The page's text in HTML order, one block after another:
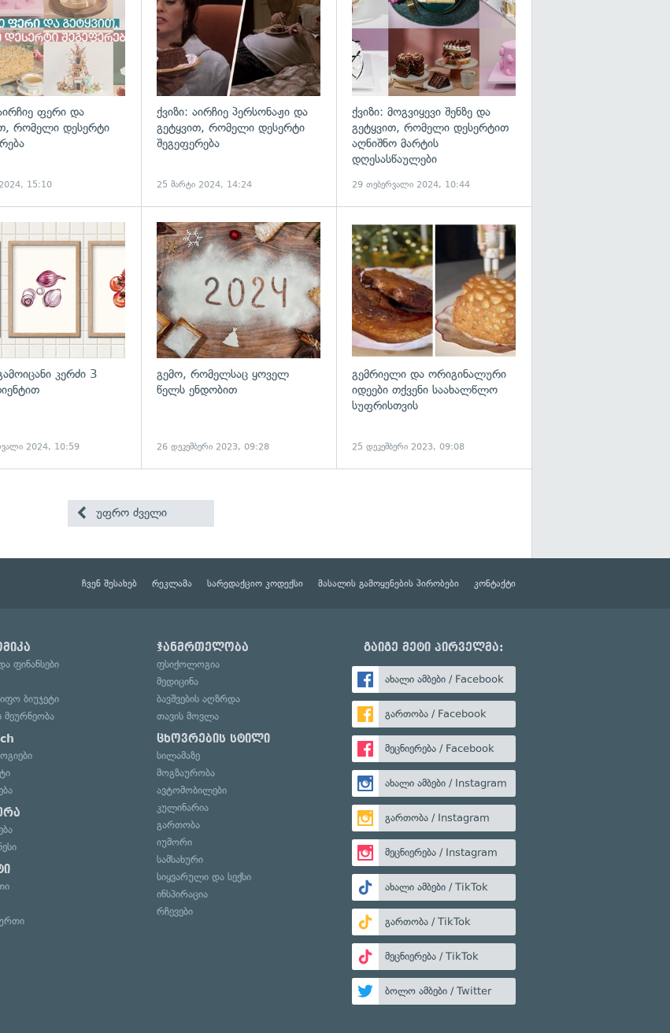
ფერი და
რომელი დესერტი
2024, 15:10
ქვიზი: აირჩიე პერსონაჟი და
გეტყვით, რომელი დესერტი
შეგეფერება
25 მარტი 2024, 14:24
ქვიზი: მოგვიყევი შენზე და
გეტყვით, რომელი დესერტით
აღნიშნო მარტის
დღესასწაულები
29 თებერვალი 2024, 10:44
კერძი 3
2024, 10:59
გემო, რომელსაც ყოველ
წელს ენდობით
26 დეკემბერი 2023, 09:28
გემრიელი და ორიგინალური
იდეები თქვენი საახალწლო
სუფრისთვის
25 დეკემბერი 2023, 09:08
უფრო ძველი
ჩვენ შესახებ რეკლამა სარედაქციო კოდექსი მასალის გამოყენების პირობები კონტაქტი
ფინანსები
ბიუჯეტი
ჯანმრთელობა
ფსიქოლოგია
მედიცინა
ბავშვების აღზრდა
თავის მოვლა
ცხოვრების სტილი
სილამაზე
მოგზაურობა
ავტომობილები
კულინარია
გართობა
იუმორი
სამსახური
სიყვარული და სექსი
ინსპირაცია
რჩევები
გაიგე მეტი პირველმა:
ახალი ამბები / Facebook
გართობა / Facebook
მეცნიერება / Facebook
ახალი ამბები / Instagram
გართობა / Instagram
მეცნიერება / Instagram
ახალი ამბები / TikTok
გართობა / TikTok
მეცნიერება / TikTok
ბოლო ამბები / Twitter